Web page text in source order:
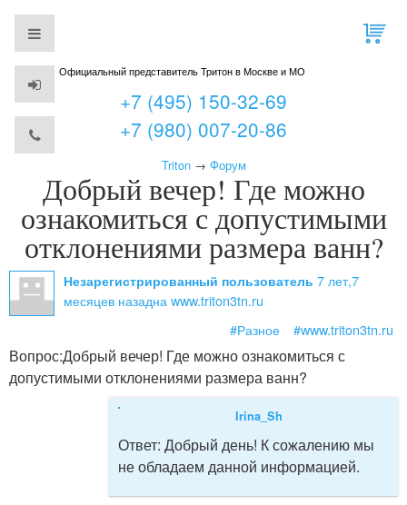
Официальный представитель Тритон в Москве и МО
+7 (495) 150-32-69
+7 (980) 007-20-86
Triton→ Форум
Добрый вечер! Где можно
ознакомиться с допустимыми
отклонениями размера ванн?
Незарегистрированный пользователь 7 лет,7
месяцев назадна www.triton3tn.ru
#Разное
#www.triton3tn.ru
Вопрос:Добрый вечер! Где можно ознакомиться с
допустимыми отклонениями размера ванн?
Irina_Sh
Ответ: Добрый день! К сожалению мы
не обладаем данной информацией.